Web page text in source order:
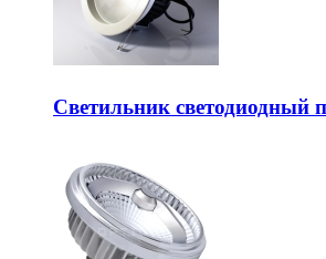
Светильник светодиодный